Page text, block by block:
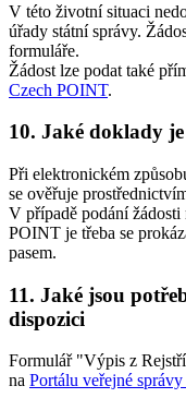
V této životní situaci
úřady státní správy.
formuláře.
Žádost lze podat také
Czech POINT.
10. Jaké doklady
Při elektronickém
se ověřuje
V případě podání žádosti
POINT je třeba se
pasem.
11. Jaké jsou
dispozici
Formulář "Výpis z
na Portálu veřejné